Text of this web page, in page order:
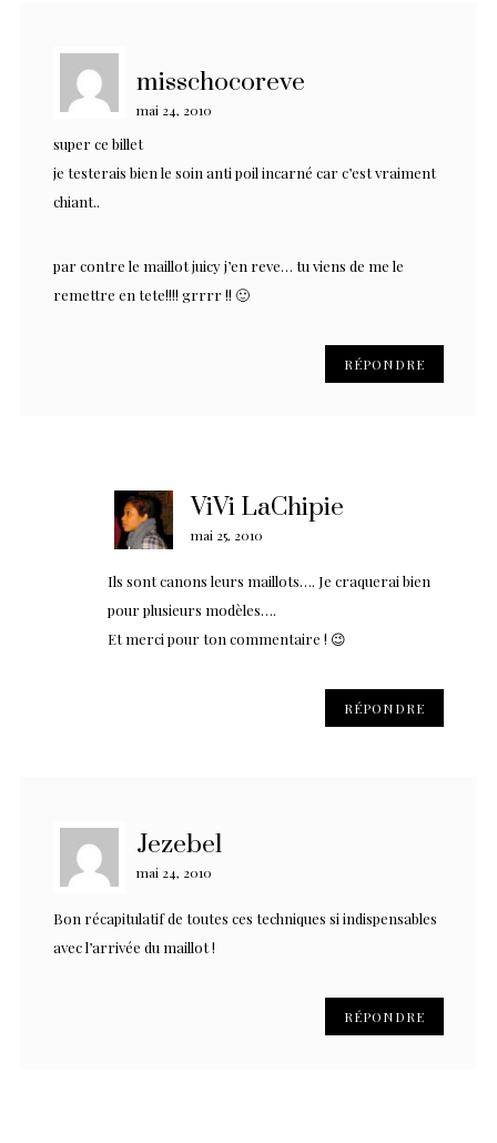
misschocoreve
mai 24, 2010
super ce billet
je testerais bien le soin anti poil incarné car c’est vraiment
chiant..
par contre le maillot juicy j’en reve… tu viens de me le
remettre en tete!!!! grrrr !! 🙂
RÉPONDRE
ViVi LaChipie
mai 25, 2010
Ils sont canons leurs maillots…. Je craquerai bien
pour plusieurs modèles….
Et merci pour ton commentaire ! 😉
RÉPONDRE
Jezebel
mai 24, 2010
Bon récapitulatif de toutes ces techniques si indispensables
avec l’arrivée du maillot !
RÉPONDRE